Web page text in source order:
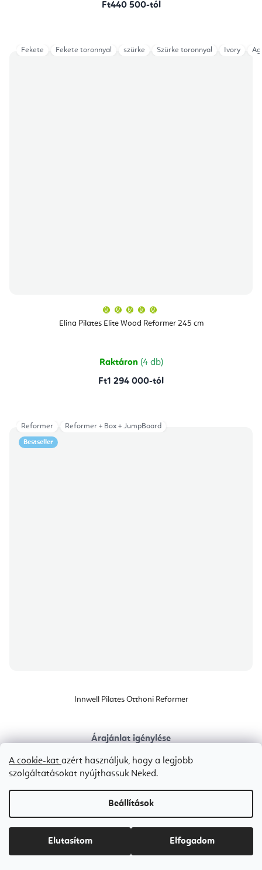
A cookie-kat azért használjuk, hogy a legjobb
szolgáltatásokat nyújthassuk Neked.
Beállítások
Elutasítom Elfogadom
Ft440 500-tól
Elina Pilates Elite Wood Reformer 245 cm
átlagos
értékelése
csillag.
Raktáron (4 db)
Ft1 294 000-tól
Fekete Fekete toronnyal szürke Szürke toronnyal Ivory
Bestseller
Innwell Pilates Otthoni Reformer
Árajánlat igénylése
Ft436 200-tól
Reformer Reformer + Box + JumpBoard
Bestseller